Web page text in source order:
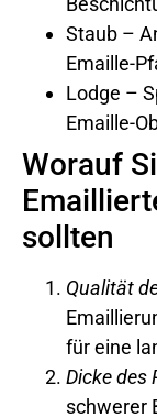
Staub –
Emaille-
Lodge –
Emaille-
Worauf
sollten
Qualität
für eine
Dicke des
schwerer